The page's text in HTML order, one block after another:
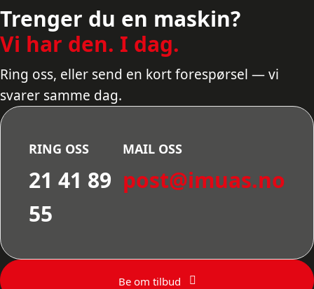
Trenger du en maskin?
Vi har den. I dag.
Ring oss, eller send en kort forespørsel — vi
svarer samme dag.
RING OSS
21 41 89
55
MAIL OSS
post@imuas.no
Be om tilbud